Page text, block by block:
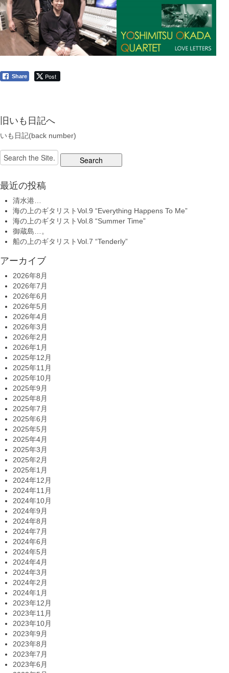
Share Post
旧いも日記へ
いも日記(back number)
Search
for:
最近の投稿
清水港…
海の上のギタリストVol.9 “Everything Happens To Me”
海の上のギタリストVol.8 “Summer Time”
御蔵島…。
船の上のギタリストVol.7 “Tenderly”
アーカイブ
2026年8月
2026年7月
2026年6月
2026年5月
2026年4月
2026年3月
2026年2月
2026年1月
2025年12月
2025年11月
2025年10月
2025年9月
2025年8月
2025年7月
2025年6月
2025年5月
2025年4月
2025年3月
2025年2月
2025年1月
2024年12月
2024年11月
2024年10月
2024年9月
2024年8月
2024年7月
2024年6月
2024年5月
2024年4月
2024年3月
2024年2月
2024年1月
2023年12月
2023年11月
2023年10月
2023年9月
2023年8月
2023年7月
2023年6月